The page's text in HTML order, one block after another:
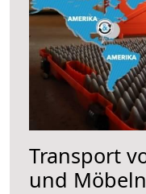
Transport
und